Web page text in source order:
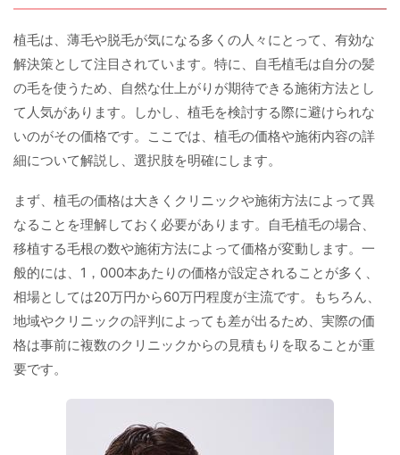
植毛は、薄毛や脱毛が気になる多くの人々にとって、有効な
解決策として注目されています。特に、自毛植毛は自分の髪
の毛を使うため、自然な仕上がりが期待できる施術方法とし
て人気があります。しかし、植毛を検討する際に避けられな
いのがその価格です。ここでは、植毛の価格や施術内容の詳
細について解説し、選択肢を明確にします。
まず、植毛の価格は大きくクリニックや施術方法によって異
なることを理解しておく必要があります。自毛植毛の場合、
移植する毛根の数や施術方法によって価格が変動します。一
般的には、1，000本あたりの価格が設定されることが多く、
相場としては20万円から60万円程度が主流です。もちろん、
地域やクリニックの評判によっても差が出るため、実際の価
格は事前に複数のクリニックからの見積もりを取ることが重
要です。